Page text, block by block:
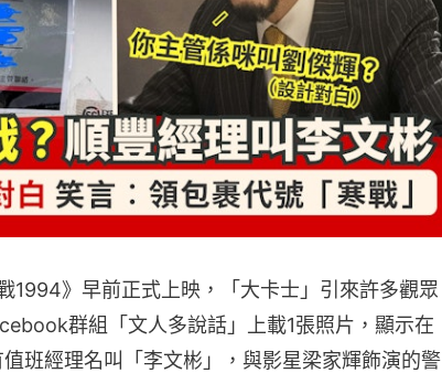
1994》早前正式上映，「大卡士」引來許多觀眾
群組「文人多說話」上載1張照片，顯示在
班經理名叫「李文彬」，與影星梁家輝飾演的警